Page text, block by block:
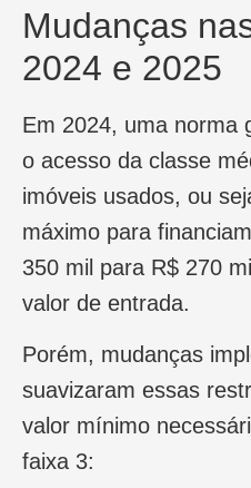
Mudanças
2024 e 2025
Em 2024, uma norma
o acesso da classe
imóveis usados, ou
máximo para
350 mil para R$ 270
valor de entrada.
Porém, mudanças
suavizaram essas
valor mínimo
faixa 3: